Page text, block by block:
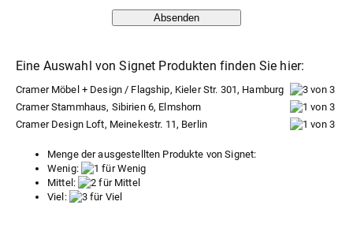
Absenden
Eine Auswahl von Signet Produkten finden Sie hier:
Cramer Möbel + Design / Flagship, Kieler Str. 301, Hamburg
Cramer Stammhaus, Sibirien 6, Elmshorn
Cramer Design Loft, Meinekestr. 11, Berlin
Menge der ausgestellten Produkte von Signet:
Wenig:
Mittel:
Viel: